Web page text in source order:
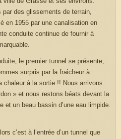
par des glissements de terrain,
en 1955 par une canalisation en
conduite continue de fournir à
le premier tunnel se présente,
surpris par la fraicheur à
chaleur à la sortie !! Nous arrivons
» et nous restons béats devant la
et un beau bassin d’une eau limpide.
c’est à l’entrée d’un tunnel que